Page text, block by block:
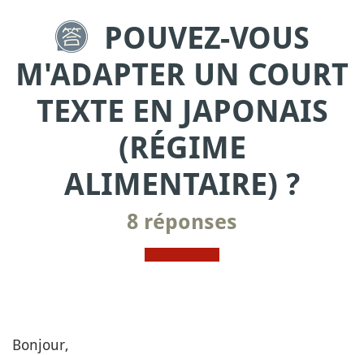
POUVEZ-VOUS
M'ADAPTER UN COURT
TEXTE EN JAPONAIS
(RÉGIME
ALIMENTAIRE) ?
8 réponses
Bonjour,